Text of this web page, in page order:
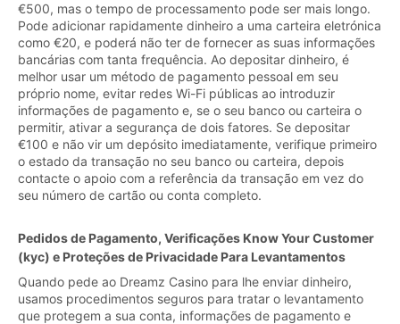
€500, mas o tempo de processamento pode ser mais longo.
Pode adicionar rapidamente dinheiro a uma carteira eletrónica
como €20, e poderá não ter de fornecer as suas informações
bancárias com tanta frequência. Ao depositar dinheiro, é
melhor usar um método de pagamento pessoal em seu
próprio nome, evitar redes Wi-Fi públicas ao introduzir
informações de pagamento e, se o seu banco ou carteira o
permitir, ativar a segurança de dois fatores. Se depositar
€100 e não vir um depósito imediatamente, verifique primeiro
o estado da transação no seu banco ou carteira, depois
contacte o apoio com a referência da transação em vez do
seu número de cartão ou conta completo.
Pedidos de Pagamento, Verificações Know Your Customer
(kyc) e Proteções de Privacidade Para Levantamentos
Quando pede ao Dreamz Casino para lhe enviar dinheiro,
usamos procedimentos seguros para tratar o levantamento
que protegem a sua conta, informações de pagamento e